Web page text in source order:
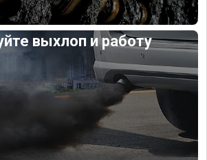
выхлоп и работу